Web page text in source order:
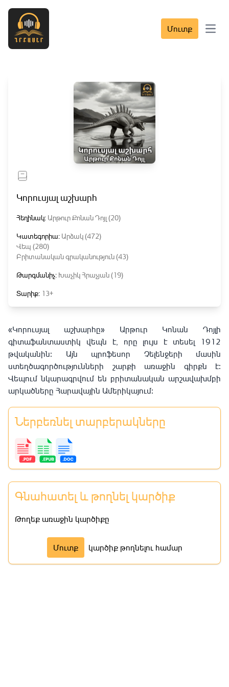
Մուտք Open
Կորուսյալ աշխարհ
Հեղինակ: Արթուր Քոնան Դոյլ (20)
Կատեգորիա: Արձակ (472)
Վեպ (280)
Բրիտանական գրականություն (43)
Թարգմանիչ: Խաչիկ Հրաչյան (19)
Տարիք: 13+
«Կորուսյալ աշխարհը» Արթուր Կոնան Դոյլի
գիտաֆանտաստիկ վեպն է, որը լույս է տեսել 1912
թվականին։ Այն պրոֆեսոր Չելենջերի մասին
ստեղծագործությունների շարքի առաջին գիրքն է։
Վեպում նկարագրվում են բրիտանական արշավախմբի
արկածները Հարավային Ամերիկայում։
Ներբեռնել տարբերակները
Գնահատել և թողնել կարծիք
Թողեք առաջին կարծիքը
Մուտք կարծիք թողնելու համար